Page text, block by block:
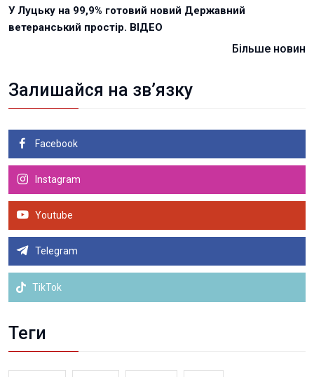
У Луцьку на 99,9% готовий новий Державний
ветеранський простір. ВІДЕО
Більше новин
Залишайся на зв’язку
Facebook
Instagram
Youtube
Telegram
TikTok
Теги